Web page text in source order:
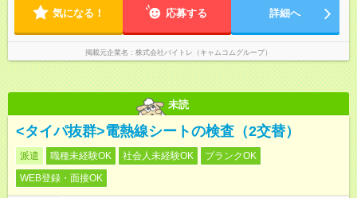
気になる！ 応募する 詳細へ
掲載元企業名 株式会社バイトレ（キャムコムグループ）
未読
<タイパ抜群>電熱線シートの検査（2交替）
派遣 職種未経験OK 社会人未経験OK
ブランクOK
WEB登録・面接OK